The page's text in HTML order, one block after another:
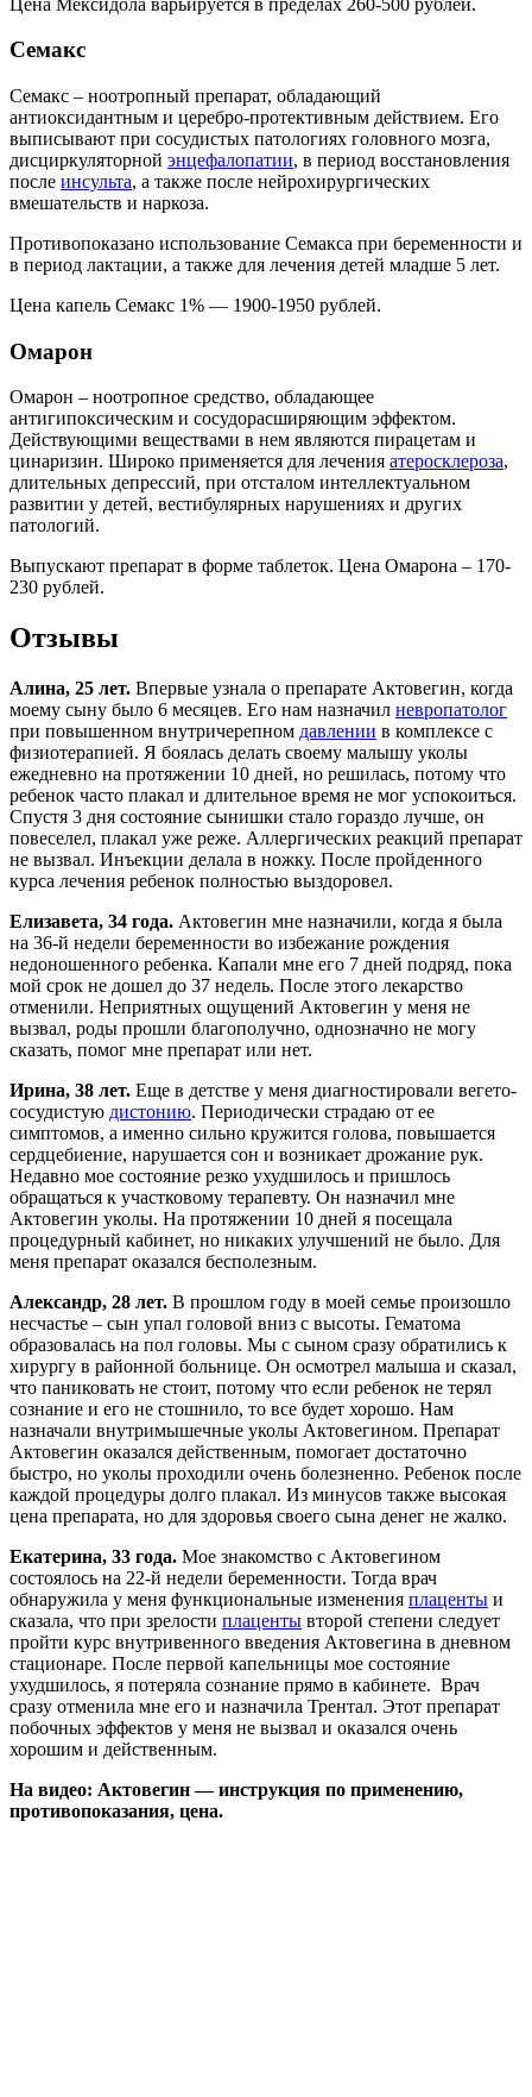
Семакс
Семакс – ноотропный препарат, обладающий
антиоксидантным и церебро-протективным действием. Его
выписывают при сосудистых патологиях головного мозга,
дисциркуляторной энцефалопатии, в период восстановления
после инсульта, а также после нейрохирургических
вмешательств и наркоза.
Противопоказано использование Семакса при беременности и
в период лактации, а также для лечения детей младше 5 лет.
Цена капель Семакс 1% — 1900-1950 рублей.
Омарон
Омарон – ноотропное средство, обладающее
антигипоксическим и сосудорасширяющим эффектом.
Действующими веществами в нем являются пирацетам и
цинаризин. Широко применяется для лечения атеросклероза,
длительных депрессий, при отсталом интеллектуальном
развитии у детей, вестибулярных нарушениях и других
патологий.
Выпускают препарат в форме таблеток. Цена Омарона – 170-
230 рублей.
Отзывы
Алина, 25 лет. Впервые узнала о препарате Актовегин, когда
моему сыну было 6 месяцев. Его нам назначил невропатолог
при повышенном внутричерепном давлении в комплексе с
физиотерапией. Я боялась делать своему малышу уколы
ежедневно на протяжении 10 дней, но решилась, потому что
ребенок часто плакал и длительное время не мог успокоиться.
Спустя 3 дня состояние сынишки стало гораздо лучше, он
повеселел, плакал уже реже. Аллергических реакций препарат
не вызвал. Инъекции делала в ножку. После пройденного
курса лечения ребенок полностью выздоровел.
Елизавета, 34 года. Актовегин мне назначили, когда я была
на 36-й недели беременности во избежание рождения
недоношенного ребенка. Капали мне его 7 дней подряд, пока
мой срок не дошел до 37 недель. После этого лекарство
отменили. Неприятных ощущений Актовегин у меня не
вызвал, роды прошли благополучно, однозначно не могу
сказать, помог мне препарат или нет.
Ирина, 38 лет. Еще в детстве у меня диагностировали вегето-
сосудистую дистонию. Периодически страдаю от ее
симптомов, а именно сильно кружится голова, повышается
сердцебиение, нарушается сон и возникает дрожание рук.
Недавно мое состояние резко ухудшилось и пришлось
обращаться к участковому терапевту. Он назначил мне
Актовегин уколы. На протяжении 10 дней я посещала
процедурный кабинет, но никаких улучшений не было. Для
меня препарат оказался бесполезным.
Александр, 28 лет. В прошлом году в моей семье произошло
несчастье – сын упал головой вниз с высоты. Гематома
образовалась на пол головы. Мы с сыном сразу обратились к
хирургу в районной больнице. Он осмотрел малыша и сказал,
что паниковать не стоит, потому что если ребенок не терял
сознание и его не стошнило, то все будет хорошо. Нам
назначали внутримышечные уколы Актовегином. Препарат
Актовегин оказался действенным, помогает достаточно
быстро, но уколы проходили очень болезненно. Ребенок после
каждой процедуры долго плакал. Из минусов также высокая
цена препарата, но для здоровья своего сына денег не жалко.
Екатерина, 33 года. Мое знакомство с Актовегином
состоялось на 22-й недели беременности. Тогда врач
обнаружила у меня функциональные изменения плаценты и
сказала, что при зрелости плаценты второй степени следует
пройти курс внутривенного введения Актовегина в дневном
стационаре. После первой капельницы мое состояние
ухудшилось, я потеряла сознание прямо в кабинете. Врач
сразу отменила мне его и назначила Трентал. Этот препарат
побочных эффектов у меня не вызвал и оказался очень
хорошим и действенным.
На видео: Актовегин — инструкция по применению,
противопоказания, цена.